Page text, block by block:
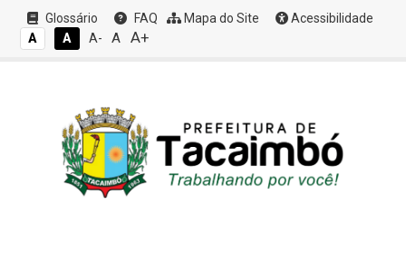
Glossário FAQ Mapa do Site
Acessibilidade
A
A A- A A+